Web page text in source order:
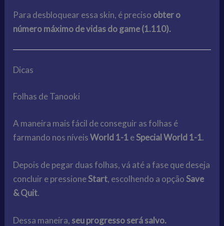
Para desbloquear essa skin, é preciso obter o
número máximo de vidas do game (1.110).
Dicas
Folhas de Tanooki
A maneira mais fácil de conseguir as folhas é
farmando nos níveisWorld 1-1eSpecial World 1-1.
Depois de pegar duas folhas, vá até a fase que deseja
concluir e pressioneStart, escolhendo a opçãoSave
& Quit.
Dessa maneira, seu progresso será salvo.